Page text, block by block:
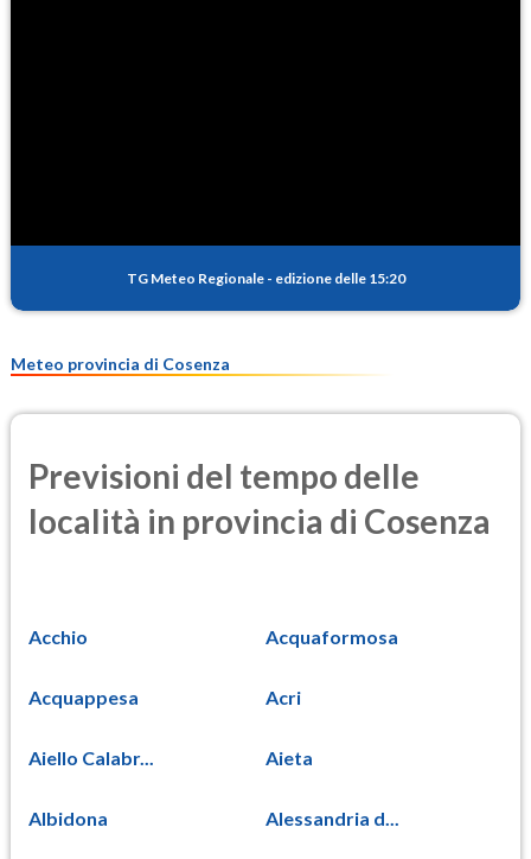
TG Meteo Regionale - edizione delle 15:20
Meteo provincia di Cosenza
Previsioni del tempo delle
località in provincia di Cosenza
Acchio Acquaformosa
Acquappesa Acri
Aiello Calabr... Aieta
Albidona Alessandria d...